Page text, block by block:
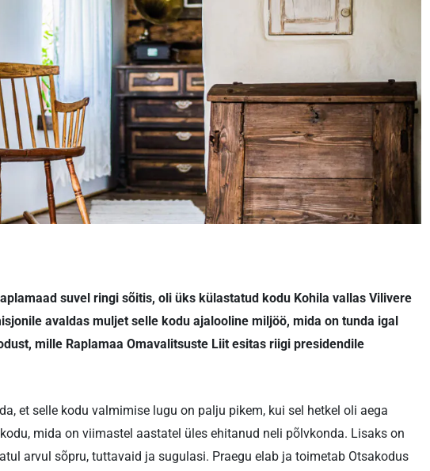
suvel ringi sõitis, oli üks külastatud kodu Kohila vallas Vilivere
avaldas muljet selle kodu ajalooline miljöö, mida on tunda igal
mille Raplamaa Omavalitsuste Liit esitas riigi presidendile
et selle kodu valmimise lugu on palju pikem, kui sel hetkel oli aega
mida on viimastel aastatel üles ehitanud neli põlvkonda. Lisaks on
arvul sõpru, tuttavaid ja sugulasi. Praegu elab ja toimetab Otsakodus